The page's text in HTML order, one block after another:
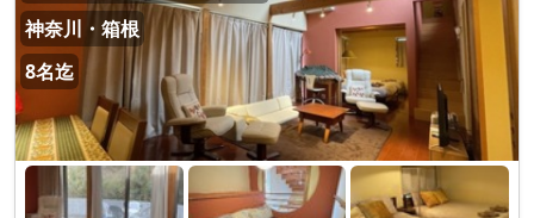
神奈川・箱根
8名迄